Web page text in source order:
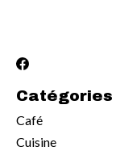
Catégories
Café
Cuisine